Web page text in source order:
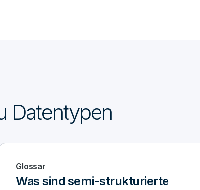
Datentypen
Glossar
Was sind semi-strukturierte